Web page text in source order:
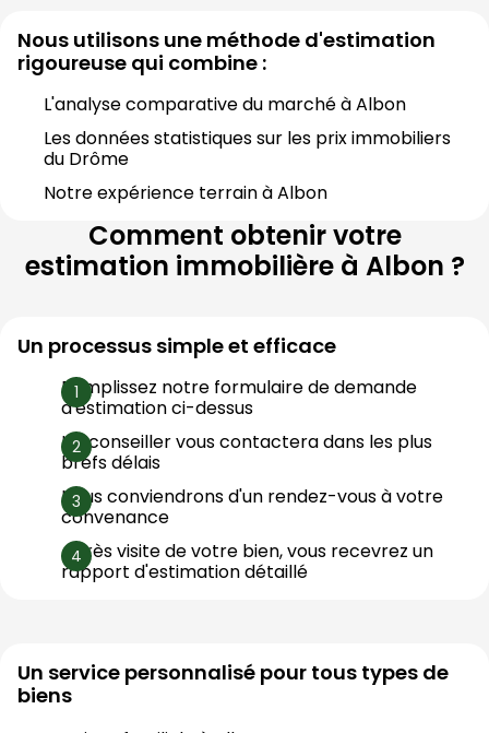
Nous utilisons une méthode d'estimation
rigoureuse qui combine :
L'analyse comparative du marché à Albon
Les données statistiques sur les prix immobiliers
du Drôme
Notre expérience terrain à Albon
Comment obtenir votre
estimation immobilière à Albon ?
Un processus simple et efficace
Remplissez notre formulaire de demande
d'estimation ci-dessus
Un conseiller vous contactera dans les plus
brefs délais
Nous conviendrons d'un rendez-vous à votre
convenance
Après visite de votre bien, vous recevrez un
rapport d'estimation détaillé
Un service personnalisé pour tous types de
biens